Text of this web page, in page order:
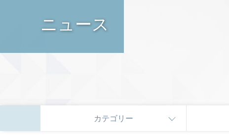
ニュース
カテゴリー